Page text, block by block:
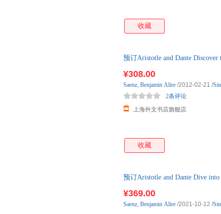
收藏
预订Aristotle and Dante
¥308.00
上海外文书店旗舰店
2条评论
Saenz, Benjamin Alire /2012-02-21 /
收藏
预订Aristotle and Dante Dive
¥369.00
Saenz, Benjamin Alire /2021-10-12 /